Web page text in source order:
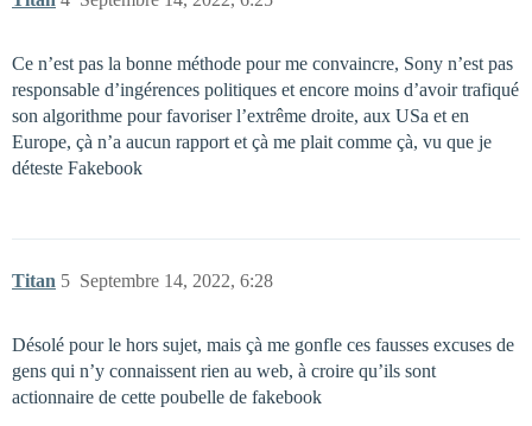
Ce n’est pas la bonne méthode pour me convaincre, Sony n’est pas
responsable d’ingérences politiques et encore moins d’avoir trafiqué
son algorithme pour favoriser l’extrême droite, aux USa et en
Europe, çà n’a aucun rapport et çà me plait comme çà, vu que je
déteste Fakebook
Titan Septembre 14, 2022, 6:28
5
Désolé pour le hors sujet, mais çà me gonfle ces fausses excuses de
gens qui n’y connaissent rien au web, à croire qu’ils sont
actionnaire de cette poubelle de fakebook